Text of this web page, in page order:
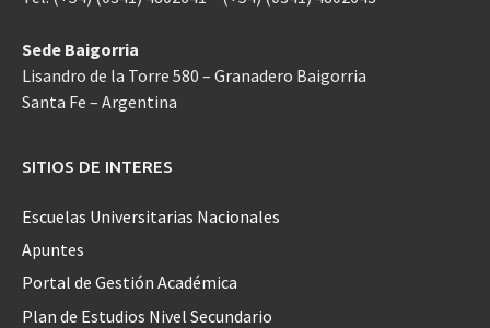
Sede Baigorria
Lisandro de la Torre 580 – Granadero Baigorria
Santa Fe – Argentina
SITIOS DE INTERES
Escuelas Universitarias Nacionales
Apuntes
Portal de Gestión Académica
Plan de Estudios Nivel Secundario